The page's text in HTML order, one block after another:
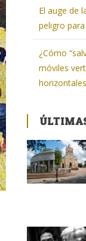
El auge de
peligro
¿Cómo
móviles